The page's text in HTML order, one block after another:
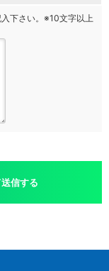
下さい。※10文字以上
信する